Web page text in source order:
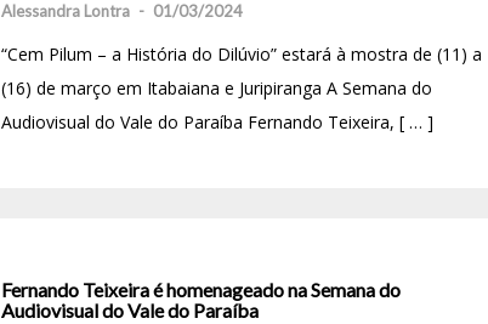
Alessandra Lontra - 01/03/2024
“Cem Pilum – a História do Dilúvio” estará à mostra de (11) a
(16) de março em Itabaiana e Juripiranga A Semana do
Audiovisual do Vale do Paraíba Fernando Teixeira, [ … ]
Fernando Teixeira é homenageado na Semana do
Audiovisual do Vale do Paraíba